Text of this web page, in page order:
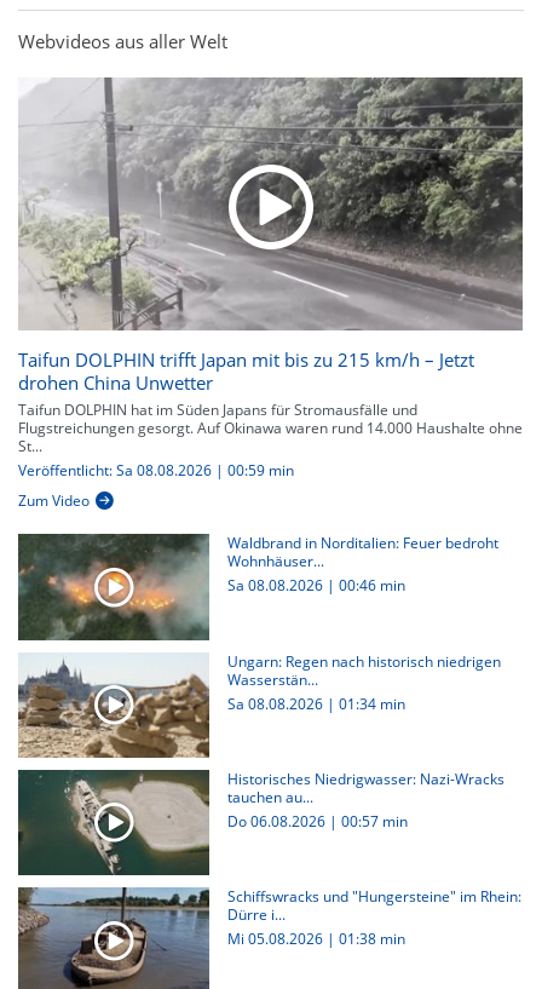
Webvideos aus aller Welt
Taifun DOLPHIN trifft Japan mit bis zu 215 km/h – Jetzt
drohen China Unwetter
Taifun DOLPHIN hat im Süden Japans für Stromausfälle und
Flugstreichungen gesorgt. Auf Okinawa waren rund 14.000 Haushalte ohne
St...
Veröffentlicht: Sa 08.08.2026 | 00:59 min
Zum Video
Waldbrand in Norditalien: Feuer bedroht
Wohnhäuser...
Sa 08.08.2026 | 00:46 min
Ungarn: Regen nach historisch niedrigen
Wasserstän...
Sa 08.08.2026 | 01:34 min
Historisches Niedrigwasser: Nazi-Wracks
tauchen au...
Do 06.08.2026 | 00:57 min
Schiffswracks und "Hungersteine" im Rhein:
Dürre i...
Mi 05.08.2026 | 01:38 min